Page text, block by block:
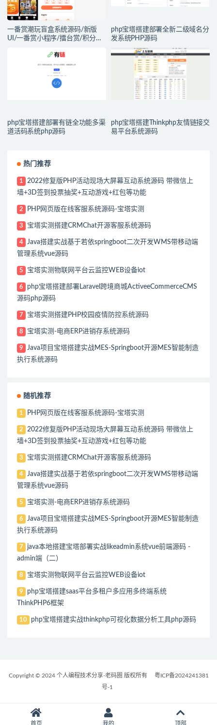
一番赏潮玩盲盒系统源码/新版
UI/一番赏小程序/擂台赏/积分赏/
php宝塔搭建部署全新二级域名分
发系统PHP源码
php宝塔搭建部署有链全功能多渠
道活码系统php源码
php宝塔搭建Thinkphp友情链接交
易平台系统源码
热门推荐
1
2022修复版PHP活动现场大屏幕互动系统源码 带微信上
墙+3D签到投票抽奖+互动游戏+红包等功能
2 PHP网页版在线客服系统源码-宝塔实测
3 宝塔实测搭建CRMChat开源客服系统源码
4
Java搭建实战基于若依springboot二次开发WMS带移动端
管理系统vue源码
5 宝塔实测物联网平台云监控WEB设备iot
6
php宝塔搭建部署Laravel跨境商城ActiveeCommerceCMS
源码php源码
7 宝塔实测搭建PHP校园疫情防控系统源码
8 宝塔实测-电商ERP进销存系统源码
9
Java项目宝塔搭建实战MES-Springboot开源MES智能制造
执行系统源码
随机推荐
1 PHP网页版在线客服系统源码-宝塔实测
2
2022修复版PHP活动现场大屏幕互动系统源码 带微信上
墙+3D签到投票抽奖+互动游戏+红包等功能
3 宝塔实测搭建CRMChat开源客服系统源码
4
Java搭建实战基于若依springboot二次开发WMS带移动端
管理系统vue源码
5 宝塔实测-电商ERP进销存系统源码
6
Java项目宝塔搭建实战MES-Springboot开源MES智能制造
执行系统源码
7
java本地搭建宝塔部署实战likeadmin系统vue前端源码 -
admin端（二）
8 宝塔实测物联网平台云监控WEB设备iot
9
php宝塔搭建saas平台多租户多应用多终端系统
ThinkPHP6框架
10 php宝塔搭建实战thinkphp可视化数据分析工具php源码
Copyright © 2024 个人编程技术分享-老码圈 版权所有
粤ICP备2024241381
号-1
首页 我的 顶部